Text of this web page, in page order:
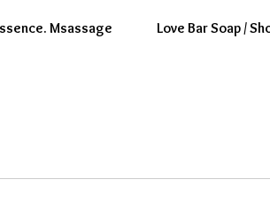
Msassage Love Bar Soap /